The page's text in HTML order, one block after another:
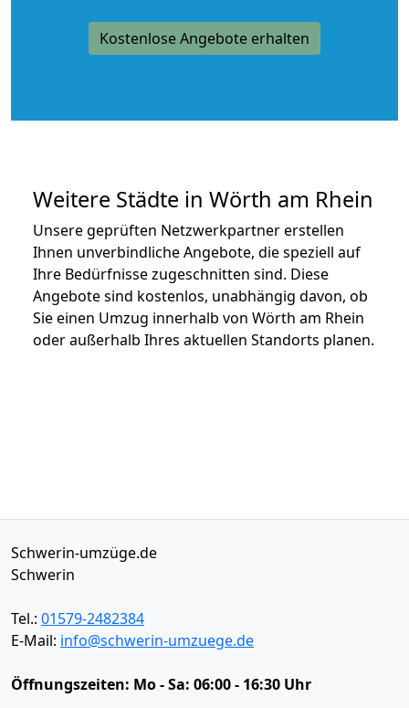
Kostenlose Angebote erhalten
Weitere Städte in Wörth am Rhein
Unsere geprüften Netzwerkpartner erstellen
Ihnen unverbindliche Angebote, die speziell auf
Ihre Bedürfnisse zugeschnitten sind. Diese
Angebote sind kostenlos, unabhängig davon, ob
Sie einen Umzug innerhalb von Wörth am Rhein
oder außerhalb Ihres aktuellen Standorts planen.
Schwerin-umzüge.de
Schwerin
Tel.: 01579-2482384
E-Mail: info@schwerin-umzuege.de
Öffnungszeiten: Mo - Sa: 06:00 - 16:30 Uhr